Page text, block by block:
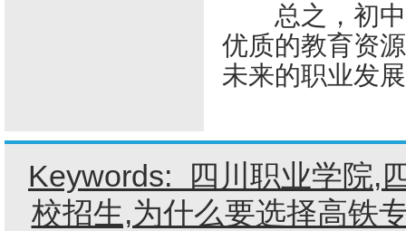
总之，初中
优质的教育资
未来的职业发
Keywords: 四川职业学院,
校招生,为什么要选择高铁